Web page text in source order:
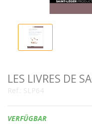
LES LIVRES DE
Ref.: SLP64
Verfügbarkeit:
VERFÜGBAR